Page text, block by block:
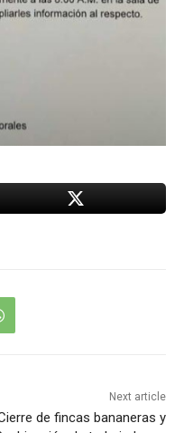
Next article
de fincas bananeras y